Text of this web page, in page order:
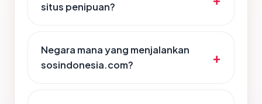
situs penipuan?
Negara mana yang menjalankan
sosindonesia.com?